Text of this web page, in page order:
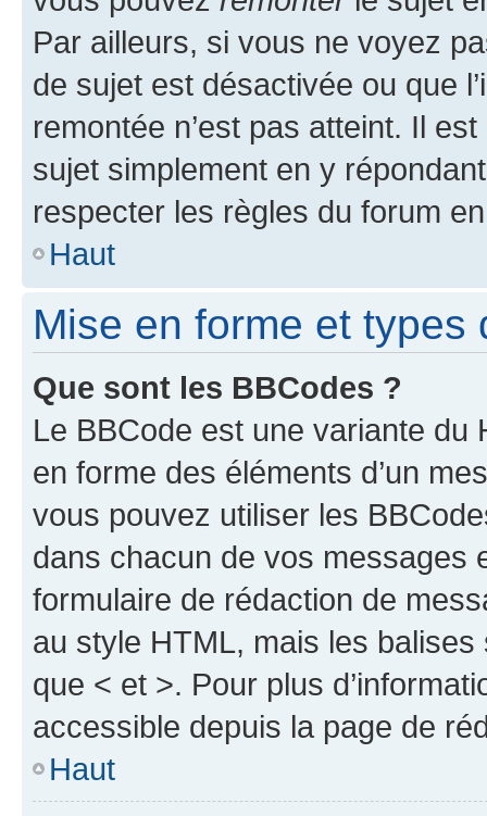
Par ailleurs, si vous ne voyez
de sujet est désactivée ou que
remontée n’est pas atteint. Il
sujet simplement en y
respecter les règles du forum
Haut
Mise en forme et types
Que sont les BBCodes ?
Le BBCode est une variante du
en forme des éléments d’un
vous pouvez utiliser les
dans chacun de vos messages
formulaire de rédaction de
au style HTML, mais les
que < et >. Pour plus
accessible depuis la page de
Haut